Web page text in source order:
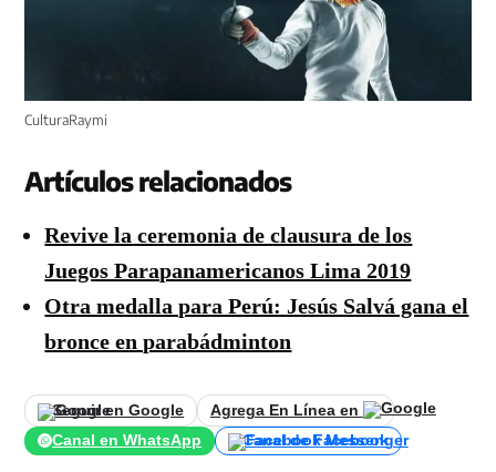
CulturaRaymi
Artículos relacionados
Revive la ceremonia de clausura de los
Juegos Parapanamericanos Lima 2019
Otra medalla para Perú: Jesús Salvá gana el
bronce en parabádminton
Seguir en Google
Agrega En Línea en
Canal en WhatsApp
Canal de Facebook